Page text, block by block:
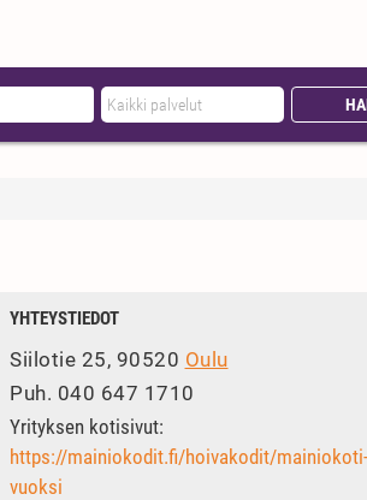
YHTEYSTIEDOT
Siilotie 25, 90520 Oulu
Puh. 040 647 1710
Yrityksen kotisivut:
https://mainiokodit.fi/hoivakodit/mainiokoti-
vuoksi